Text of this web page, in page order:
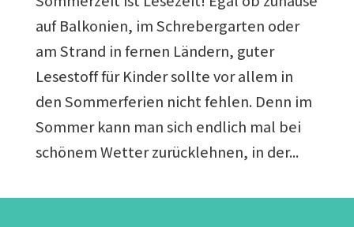
auf Balkonien, im Schrebergarten oder
am Strand in fernen Ländern, guter
Lesestoff für Kinder sollte vor allem in
den Sommerferien nicht fehlen. Denn im
Sommer kann man sich endlich mal bei
schönem Wetter zurücklehnen, in der...